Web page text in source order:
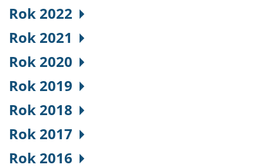
Rok 2022
Rok 2021
Rok 2020
Rok 2019
Rok 2018
Rok 2017
Rok 2016